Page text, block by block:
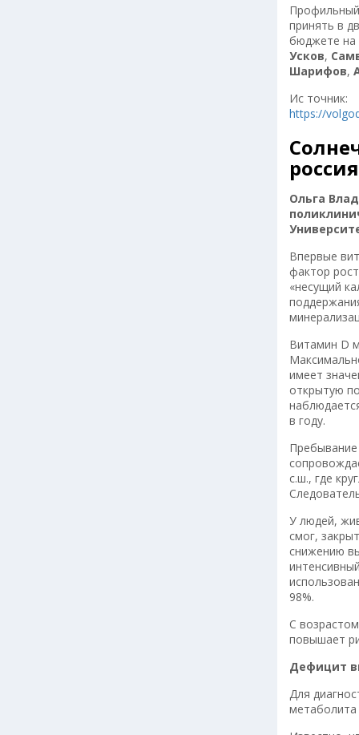
принять в
бюджете на
Усков,
Шарифов,
Ис точник:
https://
Ольга
Впервые
фактор
«несущий
Витамин D
имеет
открытую
в году.
с.ш., где
У людей,
смог,
снижению
98%.
С
повышает
Дефицит
Для
метаболита